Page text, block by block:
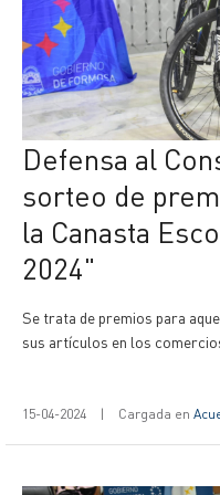
Defensa al Consumidor realizó el
sorteo de
la Canasta
2024"
Se trata de premios para
sus artículos en los
15-04-2024 | Cargada en